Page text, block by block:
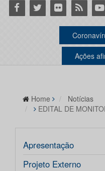
Facebook
Twitter Flickr RSS
Ações
Home
Notícias
EDITAL DE
Apresentação
Projeto Externo